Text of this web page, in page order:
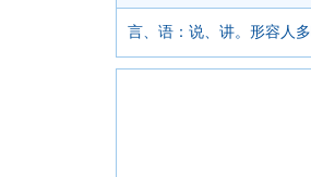
言、语：说、讲。形容人